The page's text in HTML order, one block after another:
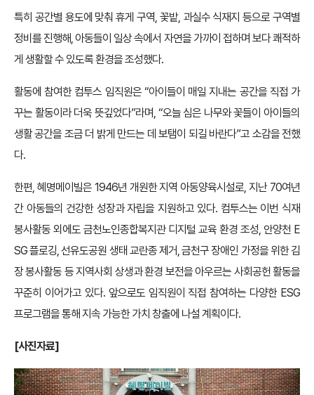
특히 공간별 용도에 맞춰 휴게 구역, 꽃밭, 과실수 식재지 등으로 구역별
정비를 진행해, 아동들이 일상 속에서 자연을 가까이 접하며 보다 쾌적하
게 생활할 수 있도록 환경을 조성했다.
활동에 참여한 컴투스 임직원은 “아이들이 매일 지내는 공간을 직접 가
꾸는 활동이라 더욱 뜻깊었다”라며, “오늘 심은 나무와 꽃들이 아이들의
생활 공간을 조금 더 밝게 만드는 데 보탬이 되길 바란다”고 소감을 전했
다.
한편, 혜명메이빌은 1946년 개원한 지역 아동양육시설로, 지난 70여년
간 아동들의 건강한 성장과 자립을 지원하고 있다. 컴투스는 이번 식재
봉사활동 외에도 금천노인종합복지관 디지털 교육 환경 조성, 안양천 E
SG 플로깅, 선유도공원 생태 교란종 제거, 금천구 장애인 가정을 위한 김
장 봉사활동 등 지역사회 상생과 환경 보전을 아우르는 사회공헌 활동을
꾸준히 이어가고 있다. 앞으로도 임직원이 직접 참여하는 다양한 ESG
프로그램을 통해 지속 가능한 가치 창출에 나설 계획이다.
[사진자료]